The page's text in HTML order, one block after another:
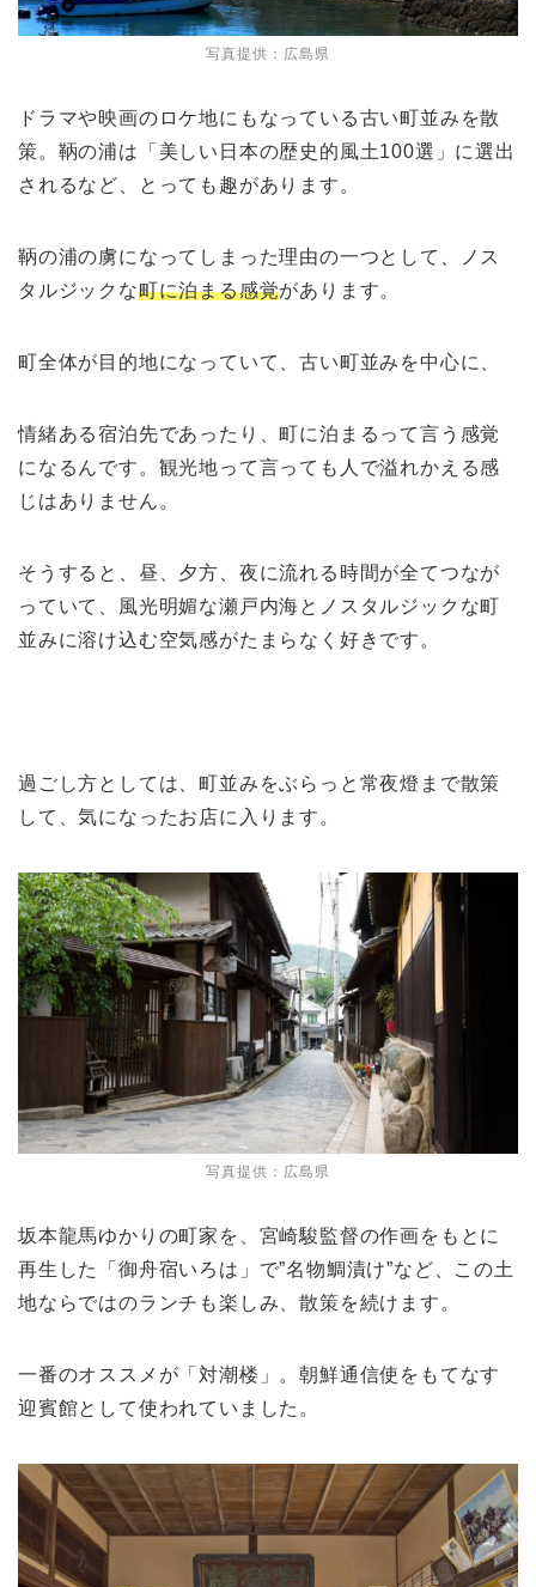
写真提供：広島県
ドラマや映画のロケ地にもなっている古い町並みを散
策。鞆の浦は「美しい日本の歴史的風土100選」に選出
されるなど、とっても趣があります。
鞆の浦の虜になってしまった理由の一つとして、ノス
タルジックな町に泊まる感覚があります。
町全体が目的地になっていて、古い町並みを中心に、
情緒ある宿泊先であったり、町に泊まるって言う感覚
になるんです。観光地って言っても人で溢れかえる感
じはありません。
そうすると、昼、夕方、夜に流れる時間が全てつなが
っていて、風光明媚な瀬戸内海とノスタルジックな町
並みに溶け込む空気感がたまらなく好きです。
過ごし方としては、町並みをぶらっと常夜燈まで散策
して、気になったお店に入ります。
写真提供：広島県
坂本龍馬ゆかりの町家を、宮崎駿監督の作画をもとに
再生した「御舟宿いろは」で”名物鯛漬け”など、この土
地ならではのランチも楽しみ、散策を続けます。
一番のオススメが「対潮楼」。朝鮮通信使をもてなす
迎賓館として使われていました。